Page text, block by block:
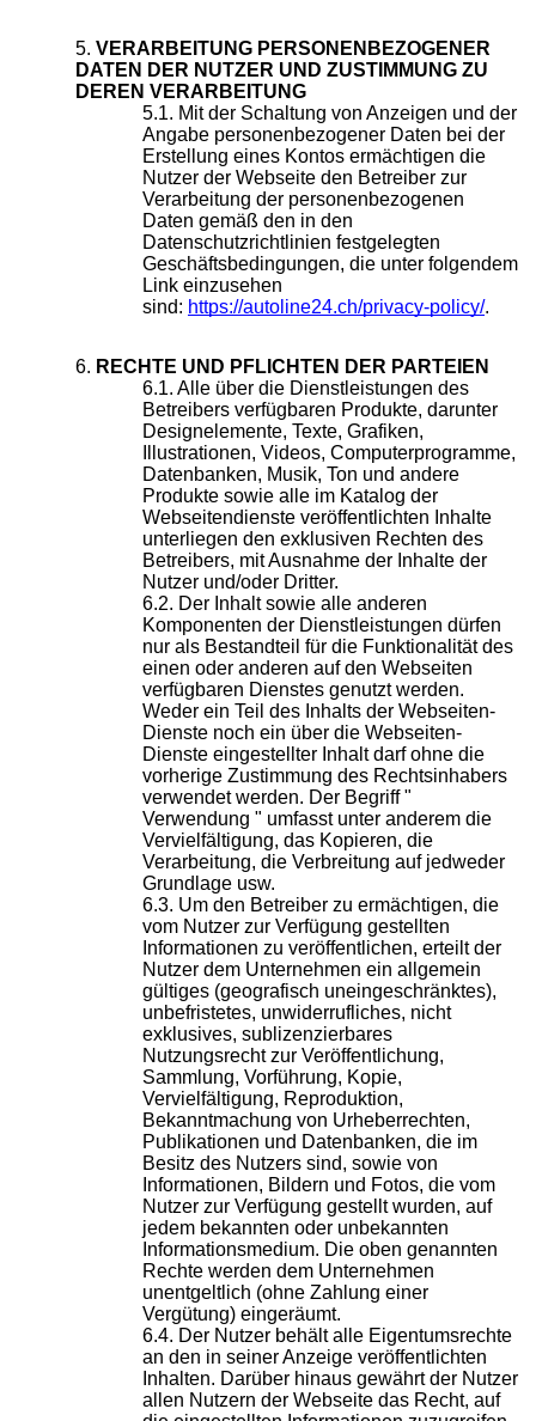
VERARBEITUNG PERSONENBEZOGENER
DATEN DER NUTZER UND ZUSTIMMUNG ZU
DEREN VERARBEITUNG
Mit der Schaltung von Anzeigen und der
Angabe personenbezogener Daten bei der
Erstellung eines Kontos ermächtigen die
Nutzer der Webseite den Betreiber zur
Verarbeitung der personenbezogenen
Daten gemäß den in den
Datenschutzrichtlinien festgelegten
Geschäftsbedingungen, die unter folgendem
Link einzusehen
sind: https://autoline24.ch/privacy-policy/.
RECHTE UND PFLICHTEN DER PARTEIEN
Alle über die Dienstleistungen des
Betreibers verfügbaren Produkte, darunter
Designelemente, Texte, Grafiken,
Illustrationen, Videos, Computerprogramme,
Datenbanken, Musik, Ton und andere
Produkte sowie alle im Katalog der
Webseitendienste veröffentlichten Inhalte
unterliegen den exklusiven Rechten des
Betreibers, mit Ausnahme der Inhalte der
Nutzer und/oder Dritter.
Der Inhalt sowie alle anderen
Komponenten der Dienstleistungen dürfen
nur als Bestandteil für die Funktionalität des
einen oder anderen auf den Webseiten
verfügbaren Dienstes genutzt werden.
Weder ein Teil des Inhalts der Webseiten-
Dienste noch ein über die Webseiten-
Dienste eingestellter Inhalt darf ohne die
vorherige Zustimmung des Rechtsinhabers
verwendet werden. Der Begriff "
Verwendung " umfasst unter anderem die
Vervielfältigung, das Kopieren, die
Verarbeitung, die Verbreitung auf jedweder
Grundlage usw.
Um den Betreiber zu ermächtigen, die
vom Nutzer zur Verfügung gestellten
Informationen zu veröffentlichen, erteilt der
Nutzer dem Unternehmen ein allgemein
gültiges (geografisch uneingeschränktes),
unbefristetes, unwiderrufliches, nicht
exklusives, sublizenzierbares
Nutzungsrecht zur Veröffentlichung,
Sammlung, Vorführung, Kopie,
Vervielfältigung, Reproduktion,
Bekanntmachung von Urheberrechten,
Publikationen und Datenbanken, die im
Besitz des Nutzers sind, sowie von
Informationen, Bildern und Fotos, die vom
Nutzer zur Verfügung gestellt wurden, auf
jedem bekannten oder unbekannten
Informationsmedium. Die oben genannten
Rechte werden dem Unternehmen
unentgeltlich (ohne Zahlung einer
Vergütung) eingeräumt.
Der Nutzer behält alle Eigentumsrechte
an den in seiner Anzeige veröffentlichten
Inhalten. Darüber hinaus gewährt der Nutzer
allen Nutzern der Webseite das Recht, auf